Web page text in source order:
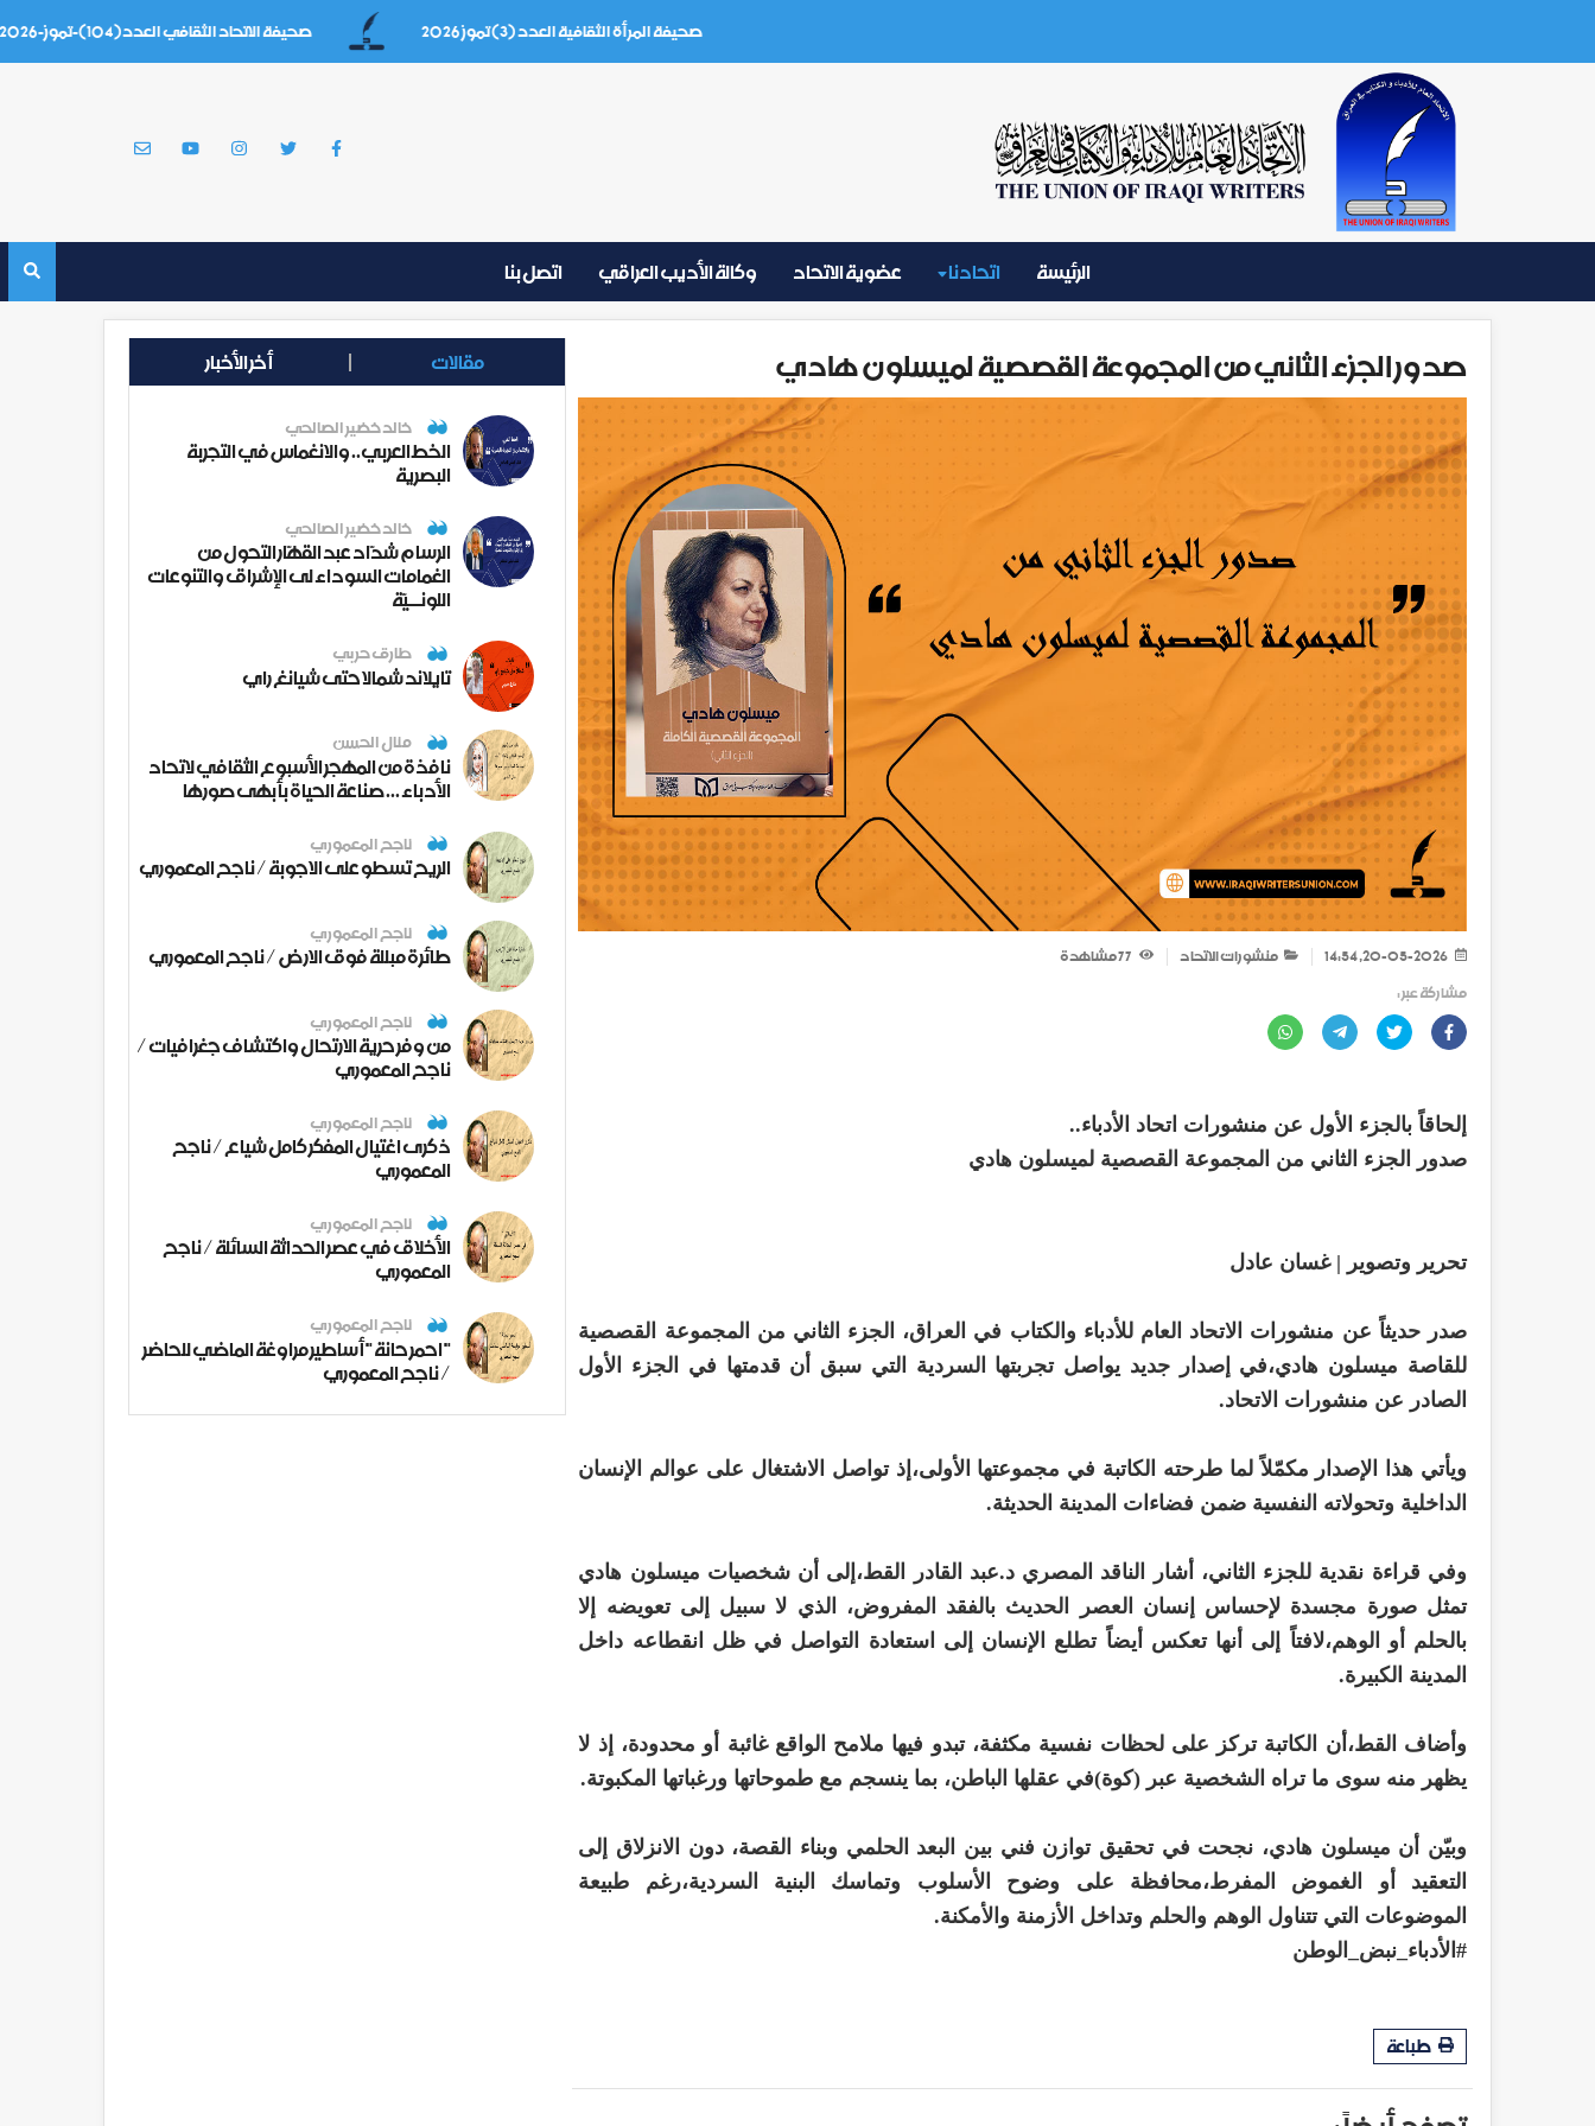
صحيفة المرأة الثقافية العدد (3) تموز 2026 صحيفة الاتحاد الثقافي العدد(104)-تموز-2026
الرئيسة اتحادنا عضوية الاتحاد وكالة الأديب العراقي اتصل بنا
صدور الجزء الثاني من المجموعة القصصية لميسلون هادي
منشورات الاتحاد
مشاهدة
مشاركة عبر :
إلحاقاً بالجزء الأول عن منشورات اتحاد الأدباء..
صدور الجزء الثاني من المجموعة القصصية لميسلون هادي
تحرير وتصوير | غسان عادل
صدر حديثاً عن منشورات الاتحاد العام للأدباء والكتاب في العراق، الجزء الثاني من المجموعة القصصية
للقاصة ميسلون هادي،في إصدار جديد يواصل تجربتها السردية التي سبق أن قدمتها في الجزء الأول
الصادر عن منشورات الاتحاد.
ويأتي هذا الإصدار مكمّلاً لما طرحته الكاتبة في مجموعتها الأولى،إذ تواصل الاشتغال على عوالم الإنسان
الداخلية وتحولاته النفسية ضمن فضاءات المدينة الحديثة.
وفي قراءة نقدية للجزء الثاني، أشار الناقد المصري د.عبد القادر القط،إلى أن شخصيات ميسلون هادي
تمثل صورة مجسدة لإحساس إنسان العصر الحديث بالفقد المفروض، الذي لا سبيل إلى تعويضه إلا
بالحلم أو الوهم،لافتاً إلى أنها تعكس أيضاً تطلع الإنسان إلى استعادة التواصل في ظل انقطاعه داخل
المدينة الكبيرة.
وأضاف القط،أن الكاتبة تركز على لحظات نفسية مكثفة، تبدو فيها ملامح الواقع غائبة أو محدودة، إذ لا
يظهر منه سوى ما تراه الشخصية عبر (كوة)في عقلها الباطن، بما ينسجم مع طموحاتها ورغباتها المكبوتة.
وبيّن أن ميسلون هادي، نجحت في تحقيق توازن فني بين البعد الحلمي وبناء القصة، دون الانزلاق إلى
التعقيد أو الغموض المفرط،محافظة على وضوح الأسلوب وتماسك البنية السردية،رغم طبيعة
الموضوعات التي تتناول الوهم والحلم وتداخل الأزمنة والأمكنة.
#الأدباء_نبض_الوطن
طباعة
مقالات أخر الأخبار
خالد خضير الصالحي
الخط العربي.. والانغماس في التجربة
البصرية
خالد خضير الصالحي
الرسام شدّاد عبد القهّار التحول من
الغمامات السوداء لى الإشراق والتنوعات
اللونــيّة
طارق حربي
تايلاند شمالا حتى شيانغ راي
منال الحسن
نافذة من المهجر الأسبوع الثقافي لاتحاد
الأدباء ... صناعة الحياة بأبهى صورها
ناجح المعموري
الريح تسطو على الاجوبة / ناجح المعموري
ناجح المعموري
طائرة مبللة فوق الارض / ناجح المعموري
ناجح المعموري
من وفر حرية الارتحال واكتشاف جغرافيات /
ناجح المعموري
ناجح المعموري
ذكرى اغتيال المفكر كامل شياع / ناجح
المعموري
ناجح المعموري
الأخلاق في عصر الحداثة السائلة / ناجح
المعموري
ناجح المعموري
" احمر حانة " أساطير مراوغة الماضي للحاضر
/ ناجح المعموري